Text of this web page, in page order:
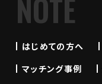
NOTE
はじめての方へ
マッチング事例